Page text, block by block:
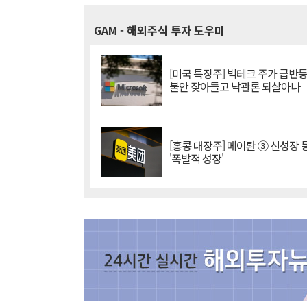
GAM - 해외주식 투자 도우미
[미국 특징주] 빅테크 주가 급반
불안 잦아들고 낙관론 되살아나
[홍콩 대장주] 메이퇀 ③ 신성장
'폭발적 성장'